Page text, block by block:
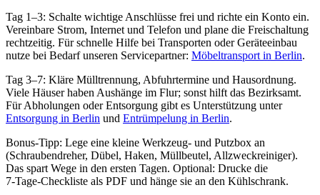
Tag 1–3: Schalte wichtige Anschlüsse frei und richte ein Konto ein.
Vereinbare Strom, Internet und Telefon und plane die Freischaltung
rechtzeitig. Für schnelle Hilfe bei Transporten oder Geräteeinbau
nutze bei Bedarf unseren Servicepartner: Möbeltransport in Berlin.
Tag 3–7: Kläre Mülltrennung, Abfuhrtermine und Hausordnung.
Viele Häuser haben Aushänge im Flur; sonst hilft das Bezirksamt.
Für Abholungen oder Entsorgung gibt es Unterstützung unter
Entsorgung in Berlin und Entrümpelung in Berlin.
Bonus‑Tipp: Lege eine kleine Werkzeug‑ und Putzbox an
(Schraubendreher, Dübel, Haken, Müllbeutel, Allzweckreiniger).
Das spart Wege in den ersten Tagen. Optional: Drucke die
7‑Tage‑Checkliste als PDF und hänge sie an den Kühlschrank.